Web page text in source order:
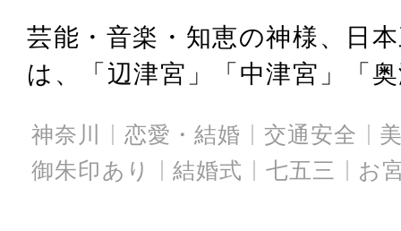
芸能・音楽・知恵の神様、日
は、「辺津宮」「中津宮」「
神奈川 恋愛・結婚 交通安全
御朱印あり
結婚式 七五三 お